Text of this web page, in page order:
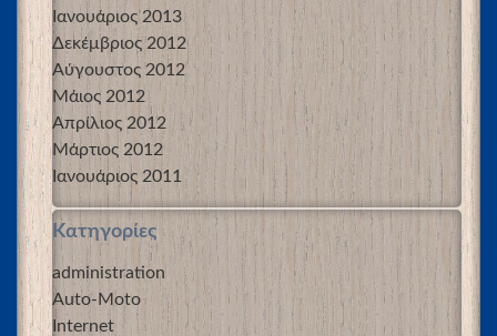
Ιανουάριος 2013
Δεκέμβριος 2012
Αύγουστος 2012
Μάιος 2012
Απρίλιος 2012
Μάρτιος 2012
Ιανουάριος 2011
Kατηγορίες
administration
Auto-Moto
Internet